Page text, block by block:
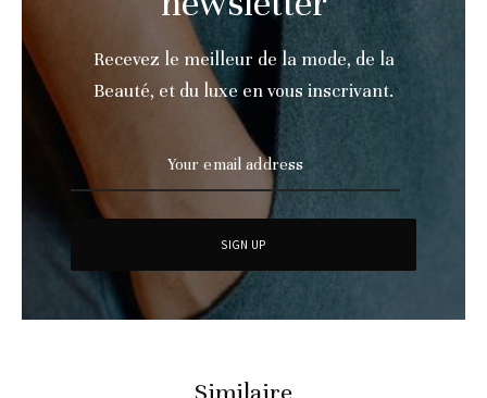
Recevez le meilleur de la mode, de la
Beauté, et du luxe en vous inscrivant.
Similaire